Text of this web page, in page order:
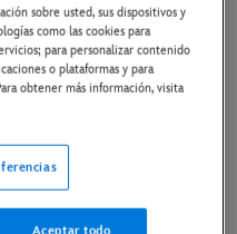
SOLO EN CINES
sobre usted, sus dispositivos y
como las cookies para
para personalizar contenido
o plataformas y para
obtener más información, visita